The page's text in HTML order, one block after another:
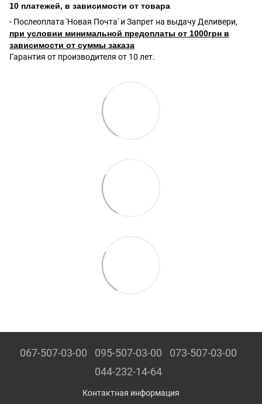
10 платежей, в зависимости от товара
- Послеоплата 'Новая Почта' и Запрет на выдачу Деливери,
при условии минимальной предоплаты от 1000грн в
зависимости от суммы заказа
Гарантия от производителя от 10 лет.
067-507-03-00 095-507-03-00
073-507-03-00
044-232-14-64
Контактная информация